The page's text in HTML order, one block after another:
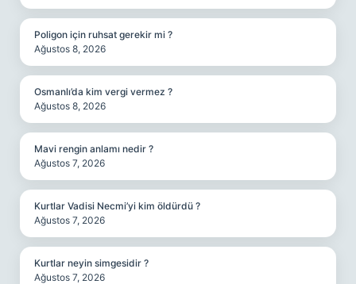
Poligon için ruhsat gerekir mi ?
Ağustos 8, 2026
Osmanlı’da kim vergi vermez ?
Ağustos 8, 2026
Mavi rengin anlamı nedir ?
Ağustos 7, 2026
Kurtlar Vadisi Necmi’yi kim öldürdü ?
Ağustos 7, 2026
Kurtlar neyin simgesidir ?
Ağustos 7, 2026